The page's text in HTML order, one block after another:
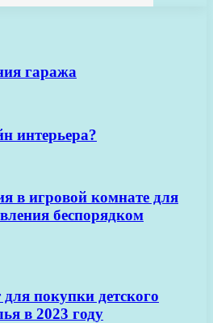
гаража
интерьера?
в игровой комнате для
беспорядком
покупки детского
в 2023 году